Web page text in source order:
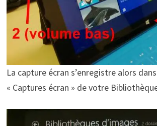
La capture écran s’enregistre alors
« Captures écran » de votre